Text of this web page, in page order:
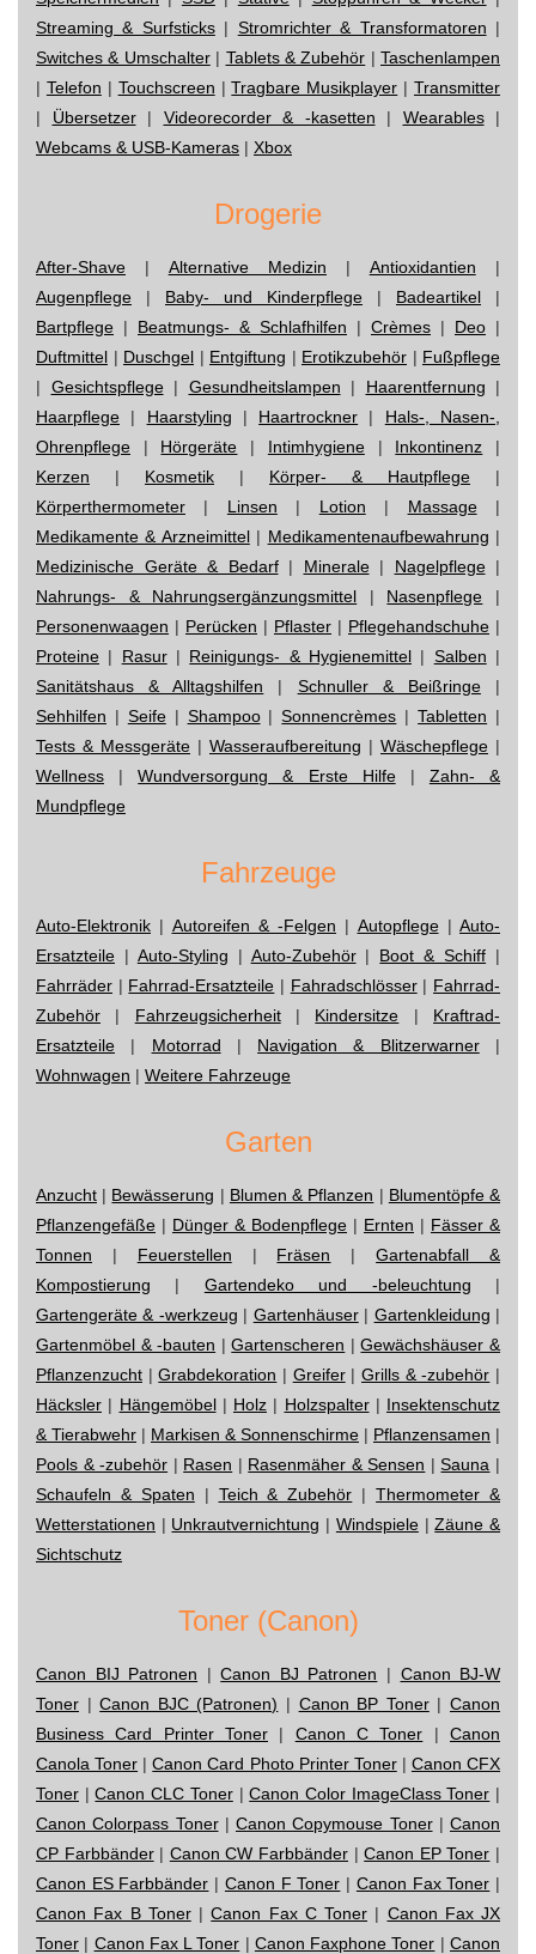
Streaming & Surfsticks| Stromrichter & Transformatoren |
Switches & Umschalter| Tablets & Zubehör | Taschenlampen
| Telefon | Touchscreen |Tragbare Musikplayer | Transmitter
| Übersetzer| Videorecorder & -kasetten | Wearables|
Webcams & USB-Kameras | Xbox
Drogerie
After-Shave | Alternative Medizin | Antioxidantien |
Augenpflege | Baby- und Kinderpflege | Badeartikel |
Bartpflege | Beatmungs- & Schlafhilfen | Crèmes | Deo |
Duftmittel | Duschgel | Entgiftung | Erotikzubehör | Fußpflege
| Gesichtspflege| Gesundheitslampen | Haarentfernung |
Haarpflege | Haarstyling | Haartrockner | Hals-, Nasen-,
Ohrenpflege | Hörgeräte | Intimhygiene| Inkontinenz |
Kerzen | Kosmetik | Körper- & Hautpflege |
Körperthermometer | Linsen | Lotion | Massage|
Medikamente & Arzneimittel| Medikamentenaufbewahrung |
Medizinische Geräte & Bedarf| Minerale| Nagelpflege|
Nahrungs- & Nahrungsergänzungsmittel | Nasenpflege |
Personenwaagen | Perücken | Pflaster | Pflegehandschuhe |
Proteine | Rasur| Reinigungs- & Hygienemittel | Salben |
Sanitätshaus & Alltagshilfen | Schnuller & Beißringe|
Sehhilfen | Seife| Shampoo|Sonnencrèmes |Tabletten |
Tests & Messgeräte | Wasseraufbereitung | Wäschepflege |
Wellness |Wundversorgung & Erste Hilfe| Zahn- &
Mundpflege
Fahrzeuge
Auto-Elektronik | Autoreifen & -Felgen | Autopflege| Auto-
Ersatzteile | Auto-Styling | Auto-Zubehör| Boot & Schiff |
Fahrräder | Fahrrad-Ersatzteile | Fahradschlösser| Fahrrad-
Zubehör | Fahrzeugsicherheit| Kindersitze | Kraftrad-
Ersatzteile | Motorrad | Navigation & Blitzerwarner|
Wohnwagen | Weitere Fahrzeuge
Garten
Anzucht | Bewässerung | Blumen & Pflanzen | Blumentöpfe &
Pflanzengefäße | Dünger & Bodenpflege | Ernten | Fässer &
Tonnen | Feuerstellen | Fräsen |Gartenabfall &
Kompostierung | Gartendeko und -beleuchtung |
Gartengeräte & -werkzeug | Gartenhäuser| Gartenkleidung |
Gartenmöbel & -bauten |Gartenscheren |Gewächshäuser &
Pflanzenzucht |Grabdekoration | Greifer|Grills & -zubehör |
Häcksler | Hängemöbel| Holz | Holzspalter| Insektenschutz
& Tierabwehr | Markisen & Sonnenschirme | Pflanzensamen |
Pools & -zubehör | Rasen | Rasenmäher & Sensen |Sauna |
Schaufeln & Spaten | Teich & Zubehör |Thermometer &
Wetterstationen | Unkrautvernichtung | Windspiele|Zäune &
Sichtschutz
Toner (Canon)
Canon BIJ Patronen |Canon BJ Patronen | Canon BJ-W
Toner |Canon BJC (Patronen) | Canon BP Toner|Canon
Business Card Printer Toner | Canon C Toner |Canon
Canola Toner |Canon Card Photo Printer Toner| Canon CFX
Toner |Canon CLC Toner|Canon Color ImageClass Toner |
Canon Colorpass Toner| Canon Copymouse Toner| Canon
CP Farbbänder| Canon CW Farbbänder |Canon EP Toner |
Canon ES Farbbänder | Canon F Toner | Canon Fax Toner |
Canon Fax B Toner|Canon Fax C Toner | Canon Fax JX
Toner | Canon Fax L Toner | Canon Faxphone Toner |Canon